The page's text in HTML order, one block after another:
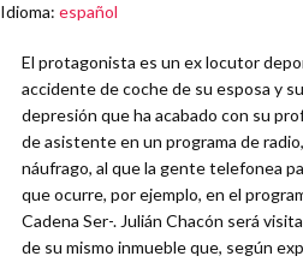
Idioma: español
El protagonista es un ex locutor
accidente de coche de su esposa y
depresión que ha acabado con su
de asistente en un programa de
náufrago, al que la gente telefonea
que ocurre, por ejemplo, en el
Cadena Ser-. Julián Chacón será
de su mismo inmueble que, según